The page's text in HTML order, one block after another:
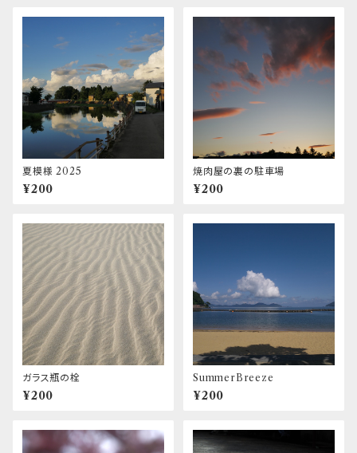
夏模様 2025
¥200
焼肉屋の裏の駐車場
¥200
ガラス瓶の栓
¥200
SummerBreeze
¥200